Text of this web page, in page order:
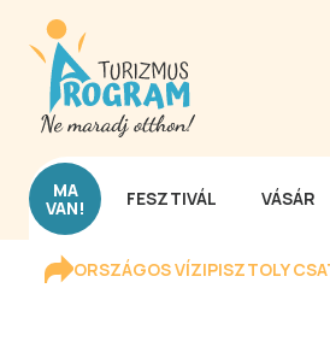
MA
VAN! FESZTIVÁL VÁSÁR
ORSZÁGOS VÍZIPISZTOLY